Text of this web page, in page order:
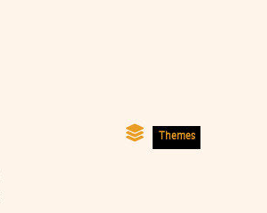
Themes